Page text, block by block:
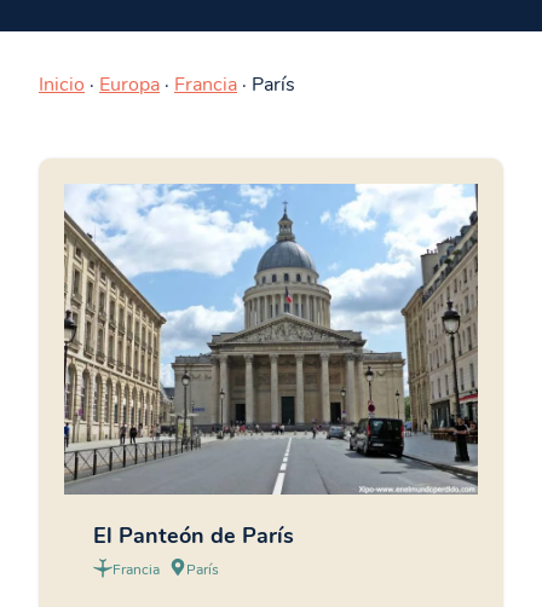
Inicio · Europa · Francia · París
El Panteón de París
Francia París